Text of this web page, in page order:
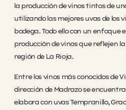
la producción de vinos tintos de
utilizando las mejores uvas de los
bodega. Todo ello con un enfoque
producción de vinos que reflejen
región de La Rioja.
Entre los vinos más conocidos de
dirección de Madrazo se
elabora con uvas Tempranillo,